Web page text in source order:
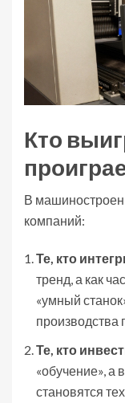
Кто
В
компаний:
Те, кто
тренд, а как
«умный
производства
Те, кто
«обучение», а
становятся